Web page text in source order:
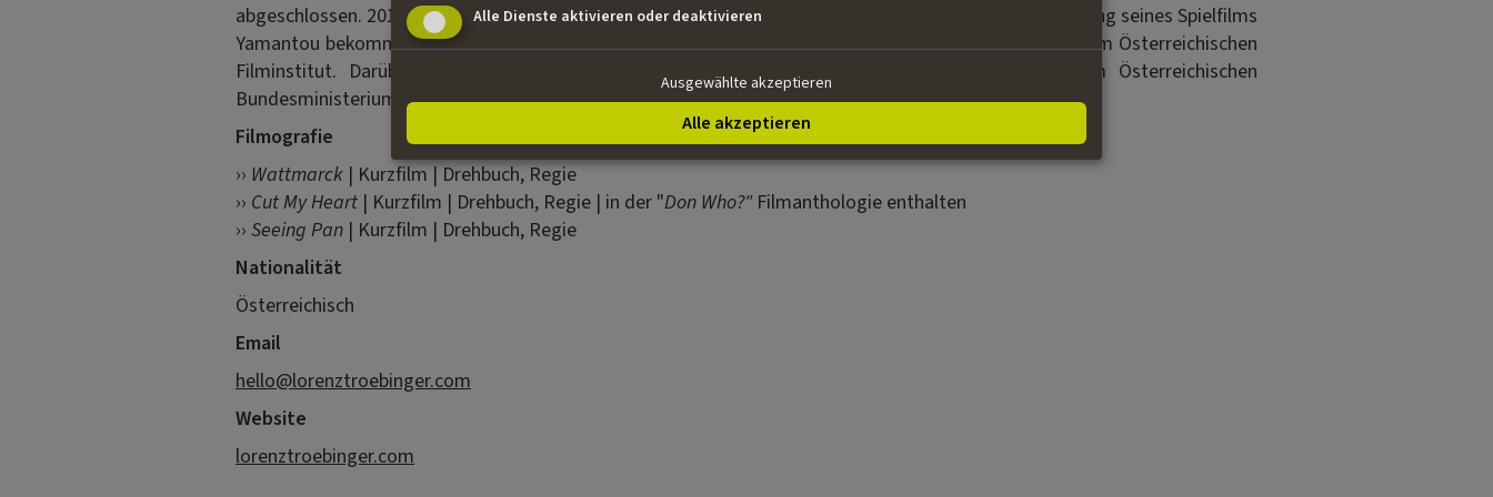
abgeschlossen. 2018 hat er eine Subvention vom Screenwriting Forum Vienna für die Drehbuchentwicklung seines Spielfilms
Yamantou bekommen; für dasselbe Projekt erhielt er 2019 die Subvention für die Skript-Entwicklung vom Österreichischen
Filminstitut. Darüber hinaus erhielt er 2020 mit seinem Projekt Son den „Star-fellowship“ vom Österreichischen
Bundesministerium für Kunst, Kultur, öffentlicher Dienst und Sport.
Filmografie
›› Wattmarck | Kurzfilm | Drehbuch, Regie
›› Cut My Heart | Kurzfilm | Drehbuch, Regie | in der "Don Who?" Filmanthologie enthalten
›› Seeing Pan | Kurzfilm | Drehbuch, Regie
Nationalität
Österreichisch
Email
hello@lorenztroebinger.com
Website
lorenztroebinger.com
Alle Dienste aktivieren oder deaktivieren
Ausgewählte akzeptieren
Alle akzeptieren